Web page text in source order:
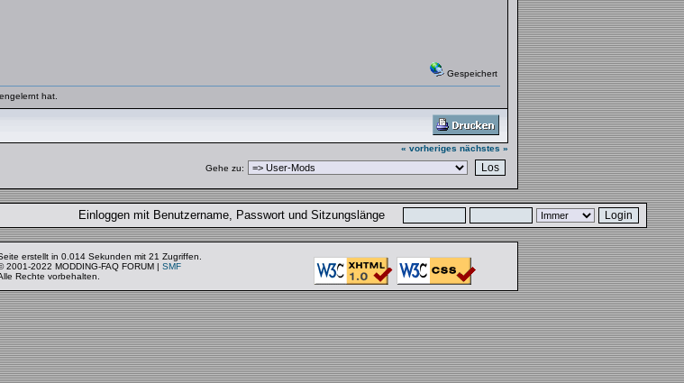
Gespeichert
hat.
« vorheriges nächstes »
Gehe zu:
Einloggen mit Benutzername, Passwort und Sitzungslänge
erstellt in 0.014 Sekunden mit 21 Zugriffen.
2001-2022 MODDING-FAQ FORUM | SMF
Rechte vorbehalten.